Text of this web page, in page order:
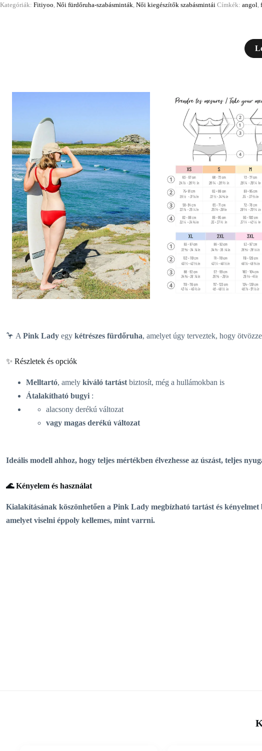
Kategóriák: Fitiyoo Női fürdőruha-szabásminták Női kiegészítők szabásmintái Címkék: angol
🦩 A Pink Lady egy kétrészes fürdőruha, amelyet úgy terveztek, hogy
✨ Részletek és opciók
Melltartó, amely kiváló tartást biztosít, még a hullámokban is
Átalakítható bugyi :
alacsony derékú változat
vagy magas derékú változat
Ideális modell ahhoz, hogy teljes mértékben élvezhesse az úszást, teljes
🌊 Kényelem és használat
Kialakításának köszönhetően a Pink Lady megbízható tartást és
amelyet viselni éppoly kellemes, mint varrni.